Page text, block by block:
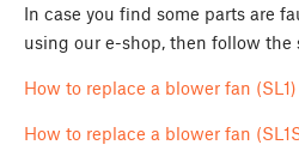
In case you find some parts are
using our e-shop, then follow the
How to replace a blower fan (SL1)
How to replace a blower fan